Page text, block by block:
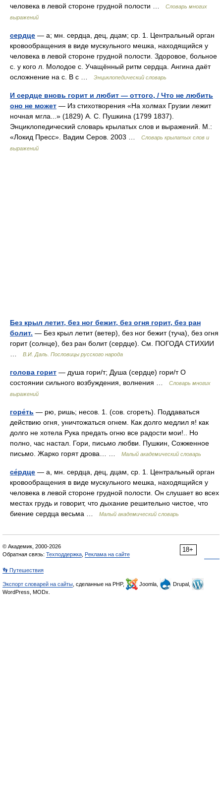
человека в левой стороне грудной полости …
Словарь многих
выражений
сердце — а; мн. сердца, дец, дцам; ср. 1. Центральный орган
кровообращения в виде мускульного мешка, находящийся у
человека в левой стороне грудной полости. Здоровое, больное
с. у кого л. Молодое с. Учащённый ритм сердца. Ангина даёт
осложнение на с. В с …
Энциклопедический словарь
И сердце вновь горит и любит — оттого, / Что не любить
оно не может — Из стихотворения «На холмах Грузии лежит
ночная мгла...» (1829) А. С. Пушкина (1799 1837).
Энциклопедический словарь крылатых слов и выражений. М.:
«Локид Пресс». Вадим Серов. 2003 …
Словарь крылатых слов и
выражений
Без крыл летит, без ног бежит, без огня горит, без ран
болит. — Без крыл летит (ветер), без ног бежит (туча), без огня
горит (солнце), без ран болит (сердце). См. ПОГОДА СТИХИИ
В.И. Даль. Пословицы русского народа
голова горит — душа гори/т; Душа (сердце) гори/т О
состоянии сильного возбуждения, волнения …
Словарь многих
выражений
горе́ть — рю, ришь; несов. 1. (сов. сгореть). Поддаваться
действию огня, уничтожаться огнем. Как долго медлил я! как
долго не хотела Рука предать огню все радости мои!.. Но
полно, час настал. Гори, письмо любви. Пушкин, Сожженное
письмо. Жарко горят дрова… …
Малый академический словарь
се́рдце — а, мн. сердца, дец, дцам, ср. 1. Центральный орган
кровообращения в виде мускульного мешка, находящийся у
человека в левой стороне грудной полости. Он слушает во всех
местах грудь и говорит, что дыхание решительно чистое, что
биение сердца весьма …
Малый академический словарь
18+
© Академик, 2000-2026
Обратная связь: Техподдержка Реклама на сайте
👣 Путешествия
Экспорт словарей на сайты , сделанные на PHP, Joomla,
Drupal,
WordPress, MODx.